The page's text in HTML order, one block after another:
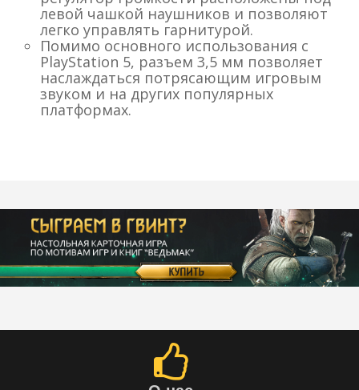
левой чашкой наушников и позволяют
легко управлять гарнитурой.
Помимо основного использования с
PlayStation 5, разъем 3,5 мм позволяет
наслаждаться потрясающим игровым
звуком и на других популярных
платформах.